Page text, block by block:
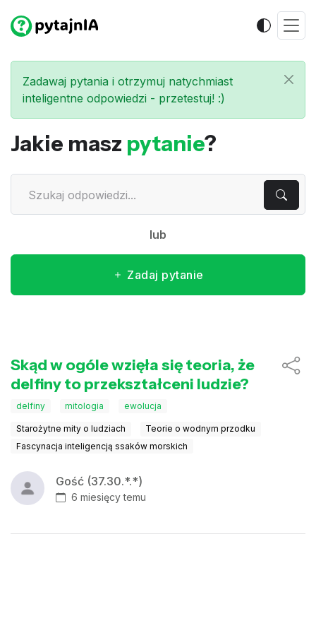
Zadawaj pytania i otrzymuj natychmiast
inteligentne odpowiedzi - przetestuj! :)
Jakie masz pytanie?
lub
Zadaj pytanie
Skąd w ogóle wzięła się teoria, że
delfiny to przekształceni ludzie?
delfiny mitologia ewolucja
Starożytne mity o ludziach
Teorie o wodnym przodku
Fascynacja inteligencją ssaków morskich
Gość (37.30.*.*)
6 miesięcy temu